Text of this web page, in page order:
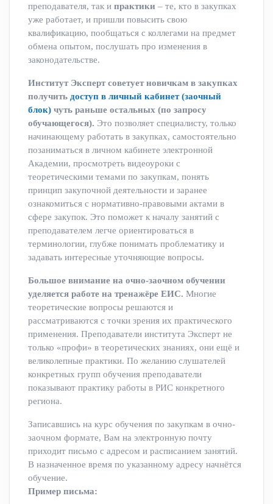
преподавателя, так и практики – те, кто в закупках
уже работает, и пришли повысить свою
квалификацию, пообщаться с коллегами на предмет
обмена опытом, послушать про изменения в
законодательстве.
Институт Эксперт советует новичкам в закупках
получить доступ в личный кабинет (заочный
блок) чуть раньше остальных (по запросу
обучающегося). Это позволяет специалисту, только
начинающему работать в закупках, самостоятельно
позаниматься в личном кабинете электронной
Академии, просмотреть видеоуроки с
теоретическими темами по закупкам, понять
принцип закупочной деятельности и заранее
ознакомиться с нормативно-правовыми актами в
сфере закупок. Это поможет к началу занятий с
преподавателем легче ориентироваться в
терминологии, глубже понимать проблематику и
задавать интересные уточняющие вопросы.
Большое внимание на очно-заочном обучении
уделяется работе на тренажёре ЕИС. Многие
теоретические вопросы решаются и
рассматриваются с точки зрения их практического
применения. Преподаватели института Эксперт не
только «профи» в теоретических знаниях, они ещё и
великолепные практики. По желанию слушателей
конкретных групп обучения преподаватели
показывают практику работы в РИС конкретного
региона.
Записавшись на курс обучения по закупкам в очно-
заочном формате, Вам на электронную почту
приходит письмо с адресом и расписанием занятий.
В назначенное время по указанному адресу начнётся
обучение.
Пример письма: